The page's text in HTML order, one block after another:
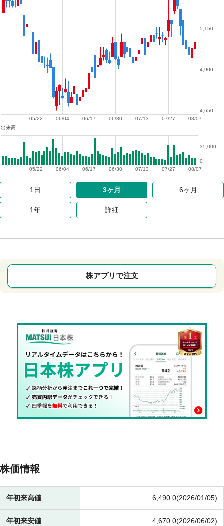
08/07
07/27
07/13
06/30
06/17
06/04
05/22
4,650
4,900
5,150
出来高
08/07
07/27
07/13
06/30
06/17
06/04
05/22
0
35,000
1日 3ヶ月 6ヶ月
1年 詳細
株アプリで注文
株価情報
年初来高値 6,490.0(2026/01/05)
年初来安値 4,670.0(2026/06/02)